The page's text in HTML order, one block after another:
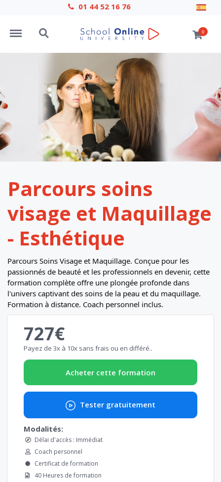
01 44 52 16 76
Menu Search 0
Parcours soins
visage et Maquillage
- Esthétique
Parcours Soins Visage et Maquillage. Conçue pour les
passionnés de beauté et les professionnels en devenir, cette
formation complète offre une plongée profonde dans
l'univers captivant des soins de la peau et du maquillage.
Formation à distance. Coach personnel inclus.
727€
Payez de 3x à 10x sans frais ou en différé..
Acheter cette formation
Tester gratuitement
Modalités:
Délai d'accès : Immédiat
Coach personnel
Certificat de formation
40 Heures de formation